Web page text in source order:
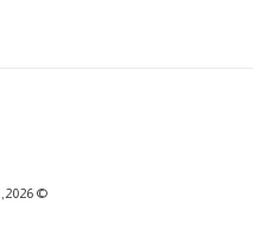
© 2026,